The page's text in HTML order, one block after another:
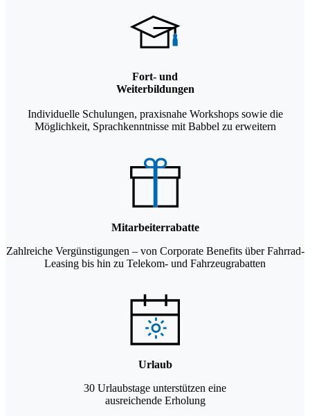
Fort- und
Weiterbildungen
Individuelle Schulungen, praxisnahe Workshops sowie die
Möglichkeit, Sprachkenntnisse mit Babbel zu erweitern
Mitarbeiterrabatte
Zahlreiche Vergünstigungen – von Corporate Benefits über Fahrrad-
Leasing bis hin zu Telekom- und Fahrzeugrabatten
Urlaub
30 Urlaubstage unterstützen eine
ausreichende Erholung